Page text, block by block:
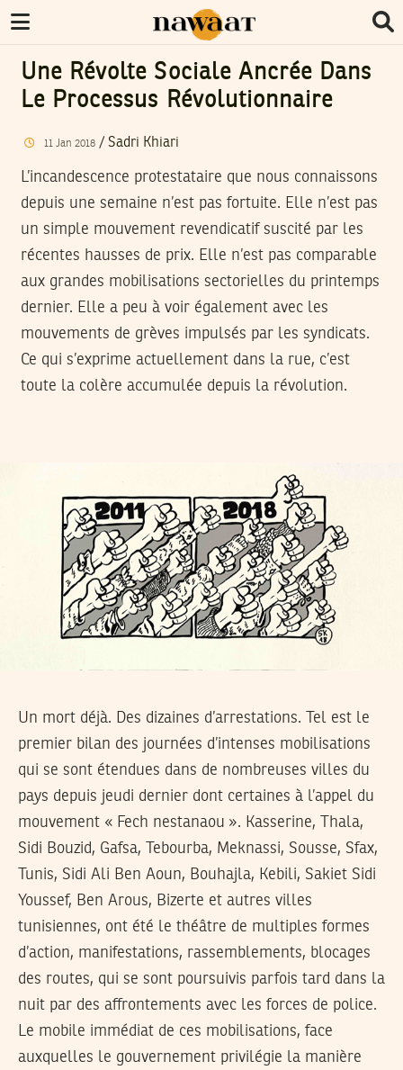
Une Révolte Sociale Ancrée Dans
Le Processus Révolutionnaire
11 Jan 2018/ Sadri Khiari
L’incandescence protestataire que nous connaissons
depuis une semaine n’est pas fortuite. Elle n’est pas
un simple mouvement revendicatif suscité par les
récentes hausses de prix. Elle n’est pas comparable
aux grandes mobilisations sectorielles du printemps
dernier. Elle a peu à voir également avec les
mouvements de grèves impulsés par les syndicats.
Ce qui s’exprime actuellement dans la rue, c’est
toute la colère accumulée depuis la révolution.
Un mort déjà. Des dizaines d’arrestations. Tel est le
premier bilan des journées d’intenses mobilisations
qui se sont étendues dans de nombreuses villes du
pays depuis jeudi dernier dont certaines à l’appel du
mouvement « Fech nestanaou ». Kasserine, Thala,
Sidi Bouzid, Gafsa, Tebourba, Meknassi, Sousse, Sfax,
Tunis, Sidi Ali Ben Aoun, Bouhajla, Kebili, Sakiet Sidi
Youssef, Ben Arous, Bizerte et autres villes
tunisiennes, ont été le théâtre de multiples formes
d’action, manifestations, rassemblements, blocages
des routes, qui se sont poursuivis parfois tard dans la
nuit par des affrontements avec les forces de police.
Le mobile immédiat de ces mobilisations, face
auxquelles le gouvernement privilégie la manière